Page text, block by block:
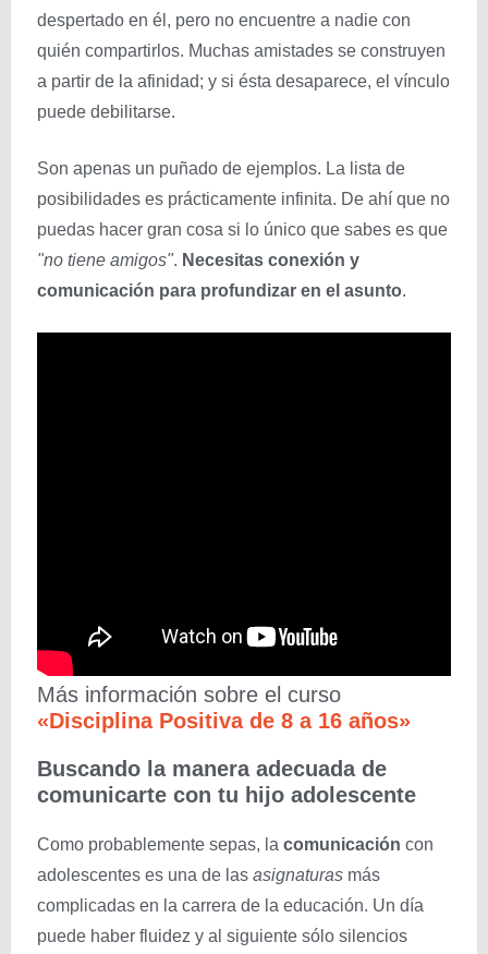
despertado en él, pero no encuentre a nadie con
quién compartirlos. Muchas amistades se construyen
a partir de la afinidad; y si ésta desaparece, el vínculo
puede debilitarse.
Son apenas un puñado de ejemplos. La lista de
posibilidades es prácticamente infinita. De ahí que no
puedas hacer gran cosa si lo único que sabes es que
"no tiene amigos". Necesitas conexión y
comunicación para profundizar en el asunto.
Más información sobre el curso
«Disciplina Positiva de 8 a 16 años»
Buscando la manera adecuada de
comunicarte con tu hijo adolescente
Como probablemente sepas, la comunicación con
adolescentes es una de las asignaturas más
complicadas en la carrera de la educación. Un día
puede haber fluidez y al siguiente sólo silencios